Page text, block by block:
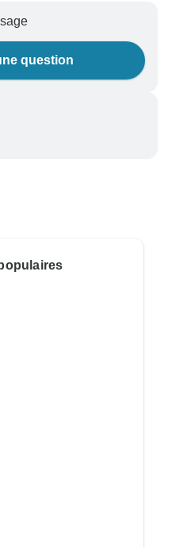
question